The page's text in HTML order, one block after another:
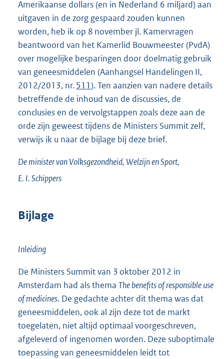
Amerikaanse dollars (en in Nederland 6 miljard) aan
uitgaven in de zorg gespaard zouden kunnen
worden, heb ik op 8 november jl. Kamervragen
beantwoord van het Kamerlid Bouwmeester (PvdA)
over mogelijke besparingen door doelmatig gebruik
van geneesmiddelen (Aanhangsel Handelingen II,
2012/2013, nr.511). Ten aanzien van nadere details
betreffende de inhoud van de discussies, de
conclusies en de vervolgstappen zoals deze aan de
orde zijn geweest tijdens de Ministers Summit zelf,
verwijs ik u naar de bijlage bij deze brief.
De minister van Volksgezondheid, Welzijn en Sport,
E. I.Schippers
Bijlage
Inleiding
De Ministers Summit van 3 oktober 2012 in
Amsterdam had als thema The benefits of responsible use
of medicines. De gedachte achter dit thema was dat
geneesmiddelen, ook al zijn deze tot de markt
toegelaten, niet altijd optimaal voorgeschreven,
afgeleverd of ingenomen worden. Deze suboptimale
toepassing van geneesmiddelen leidt tot